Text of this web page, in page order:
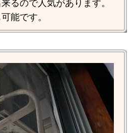
るので人気があります。
能です。